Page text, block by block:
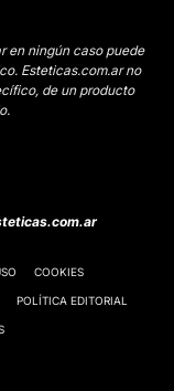
en ningún caso puede
Esteticas.com.ar no
de un producto
COOKIES
POLÍTICA EDITORIAL